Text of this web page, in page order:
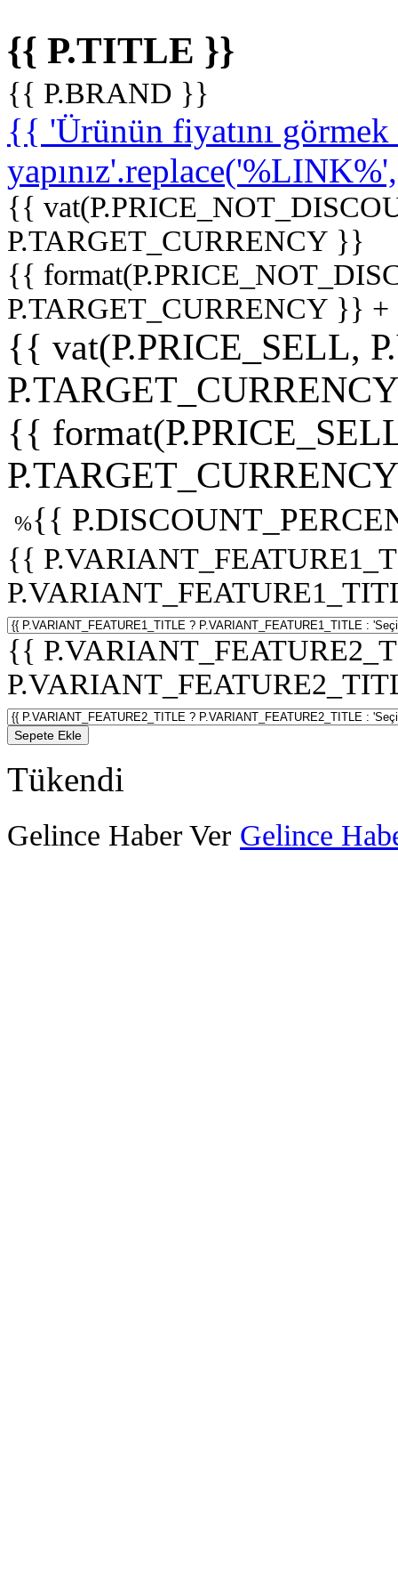
{{ P.TITLE }}
{{ P.BRAND }}
{{ 'Ürünün fiyatını
{{
P.TARGET_CURRENCY }}
{{
P.TARGET_CURRENCY }}
{{ vat(P.PRICE_SELL,
{{
%{{
{{
{{
Sepete Ekle
Tükendi
Gelince Haber Ver Gelince